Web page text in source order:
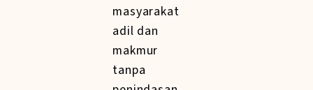
masyarakat
adil dan
makmur
tanpa